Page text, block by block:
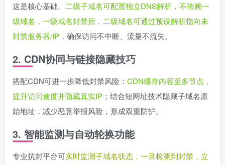
这是核心基础。 二级子域名可配置独立DNS解析，不依赖一
级域名，一级域名封禁后，二级域名可通过预设解析指向未
封禁服务器/IP ，确保访问不中断、流量不流失。
2. CDN协同与链接隐藏技巧
搭配CDN可进一步降低封禁风险： CDN缓存内容至多节点，
提升访问速度并隐藏真实IP ；结合短网址技术隐藏子域名原
始地址，减少恶意举报风险，形成双重防护。
3. 智能监测与自动轮换功能
专业抗封平台可实时监测子域名状态，一旦检测到封禁，立